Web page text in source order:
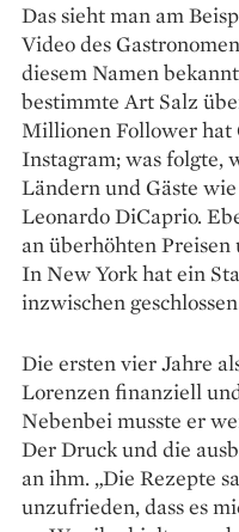
Das sieht man am
Video des
diesem Namen
bestimmte Art Salz
Millionen Follower hat
Instagram; was folgte,
Ländern und Gäste
Leonardo DiCaprio.
an überhöhten
In New York hat ein
inzwischen
Die ersten vier Jahre
Lorenzen finanziell
Nebenbei musste er
Der Druck und die
an ihm. „Die Rezepte
unzufrieden, dass es